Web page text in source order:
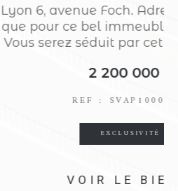
Adresse emblémati
remarquable.
par cet appartement...
LE BIEN